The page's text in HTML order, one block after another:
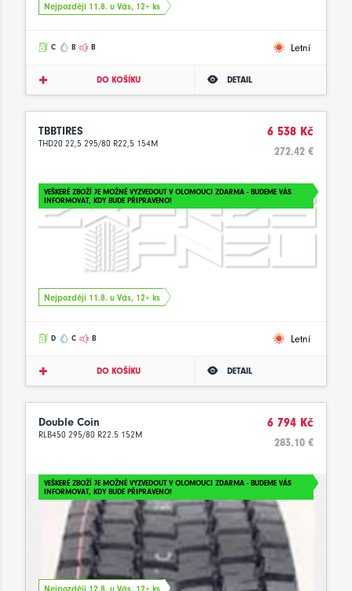
Nejpozději 11.8. u Vás, 12+ ks
C B B Letní
DO KOŠÍKU DETAIL
TBBTIRES
THD20 22,5 295/80 R22,5 154M
6 538 Kč
272.42 €
VEŠKERÉ ZBOŽÍ JE MOŽNÉ VYZVEDOUT V OLOMOUCI ZDARMA - BUDEME VÁS
INFORMOVAT, KDY BUDE PŘIPRAVENO!
Nejpozději 11.8. u Vás, 12+ ks
D C B Letní
DO KOŠÍKU DETAIL
Double Coin
RLB450 295/80 R22.5 152M
6 794 Kč
283.10 €
VEŠKERÉ ZBOŽÍ JE MOŽNÉ VYZVEDOUT V OLOMOUCI ZDARMA - BUDEME VÁS
INFORMOVAT, KDY BUDE PŘIPRAVENO!
Nejpozději 12.8. u Vás, 12+ ks